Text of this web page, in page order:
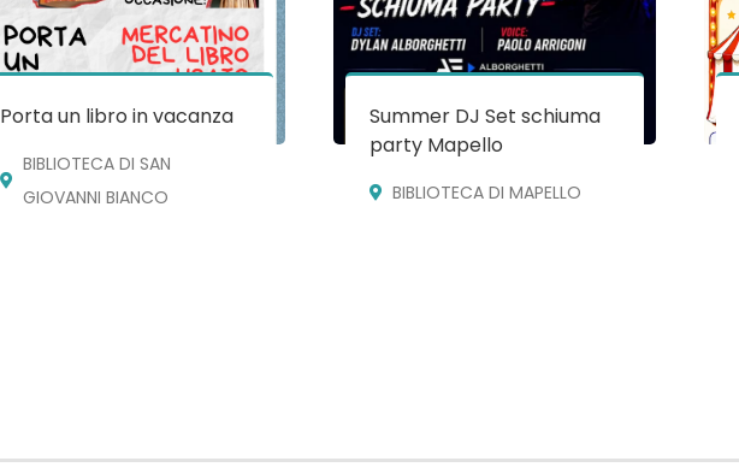
Porta un libro in vacanza
BIBLIOTECA DI SAN
GIOVANNI BIANCO
Summer DJ Set schiuma
party Mapello
BIBLIOTECA DI MAPELLO